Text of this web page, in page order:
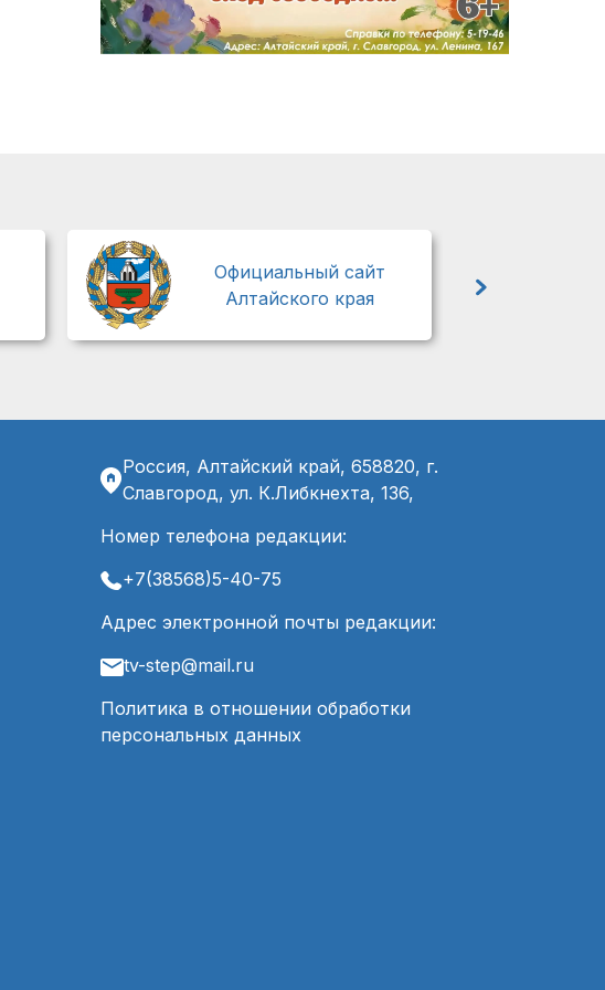
Официальный сайт
Алтайского края
Россия, Алтайский край, 658820, г.
Славгород, ул. К.Либкнехта, 136,
Номер телефона редакции:
+7(38568)5-40-75
Адрес электронной почты редакции:
tv-step@mail.ru
Политика в отношении обработки
персональных данных